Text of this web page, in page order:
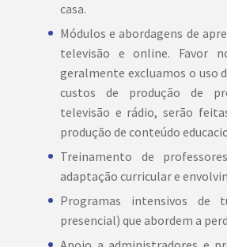
casa.
Módulos e abordagens de
televisão e online. Favor
geralmente excluamos o uso
custos de produção de
televisão e rádio, serão
produção de conteúdo
Treinamento de
adaptação curricular e
Programas intensivos de
presencial) que abordem a